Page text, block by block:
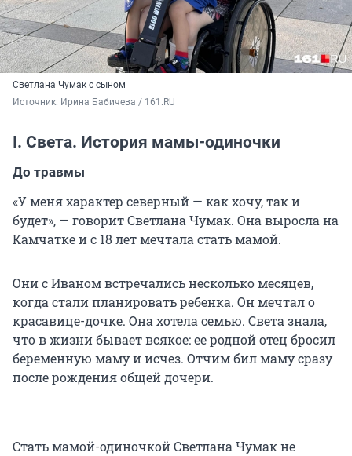
Светлана Чумак с сыном
Источник: Ирина Бабичева / 161.RU
I. Света. История мамы-одиночки
До травмы
«У меня характер северный — как хочу, так и
будет», — говорит Светлана Чумак. Она выросла на
Камчатке и с 18 лет мечтала стать мамой.
Они с Иваном встречались несколько месяцев,
когда стали планировать ребенка. Он мечтал о
красавице-дочке. Она хотела семью. Света знала,
что в жизни бывает всякое: ее родной отец бросил
беременную маму и исчез. Отчим бил маму сразу
после рождения общей дочери.
Стать мамой-одиночкой Светлана Чумак не